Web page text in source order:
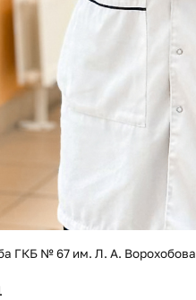
ГКБ № 67 им. Л. А. Ворохобова